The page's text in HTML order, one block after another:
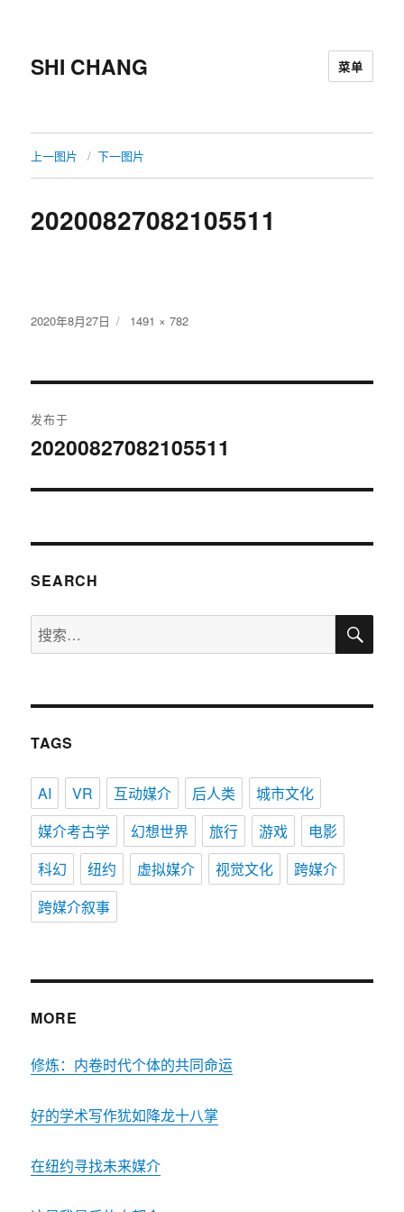
SHI CHANG 菜单
上一图片 下一图片
20200827082105511
发
2020年8月27日
原
寸
1491 × 782
章
发布于
20200827082105511
SEARCH
搜
索：
搜
TAGS
AI VR 互动媒介 后人类
城市文化
媒介考古学
幻想世界 旅行 游戏
电影
科幻
纽约 虚拟媒介 视觉文化
跨媒介
跨媒介叙事
MORE
修炼：内卷时代个体的共同命运
好的学术写作犹如降龙十八掌
在纽约寻找未来媒介